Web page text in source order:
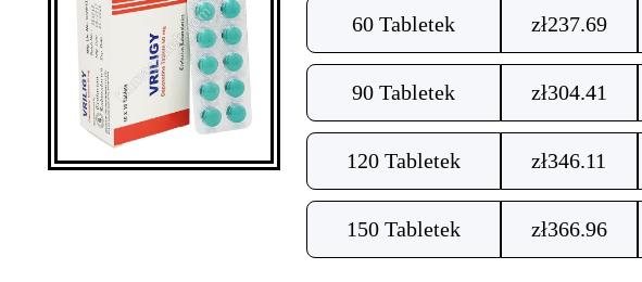
60 Tabletek zł237.69
90 Tabletek zł304.41
120 Tabletek zł346.11
150 Tabletek zł366.96